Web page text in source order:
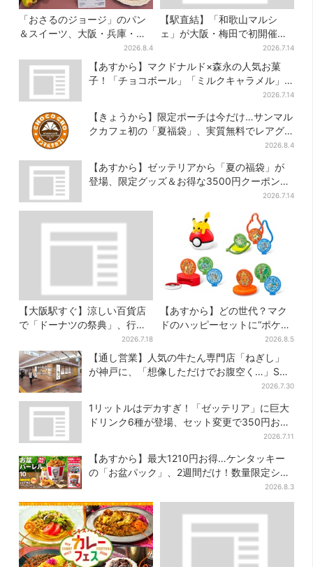
「おさるのジョージ」のパン
＆スイーツ、大阪・兵庫・京
都限定で【きょうから】発売
スタート
2026.8.4
【駅直結】「和歌山マルシ
ェ」が大阪・梅田で初開催！
桃・シャインマスカット・巨
峰がずらり
2026.7.14
【あすから】マクドナルド×森永の人気お菓
子！「チョコボール」「ミルクキャラメル」
があのスイーツに変身…6年ぶり復活シェイク
2026.7.14
【きょうから】限定ポーチは今だけ…サンマル
クカフェ初の「夏福袋」、実質無料でレアグ
2026.8.4
【あすから】ゼッテリアから「夏の福袋」が
登場、限定グッズ＆お得な3500円クーポン付
2026.7.14
【大阪駅すぐ】涼しい百貨店
で「ドーナツの祭典」、行列
店の“できたて”＆限定メニュ
ーも
2026.7.18
【あすから】どの世代？マク
ドのハッピーセットに“ポケモ
ンおもちゃ”、歴代30匹に「懐
かしい」と喜びの声
2026.8.5
【通し営業】人気の牛たん専門店「ねぎし」
が神戸に、「想像しただけでお腹空く…」SNS
2026.7.30
1リットルはデカすぎ！「ゼッテリア」に巨大
ドリンク6種が登場、セット変更で350円お得
2026.7.11
【あすから】最大1210円お得…ケンタッキー
の「お盆パック」、2週間だけ！数量限定シー
2026.8.3